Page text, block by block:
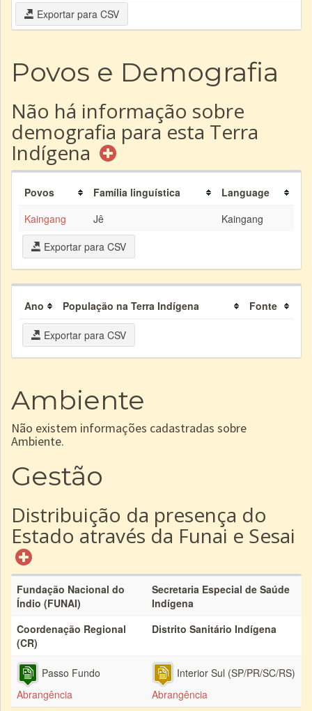
Exportar para CSV
Povos e Demografia
Não há informação sobre
demografia para esta Terra
Indígena
Povos Família linguística
Language
Kaingang
Jê
Kaingang
Exportar para CSV
Ano População na Terra Indígena Fonte
Exportar para CSV
Ambiente
Não existem informações cadastradas sobre
Ambiente.
Gestão
Distribuição da presença do
Estado através da Funai e Sesai
Fundação Nacional do
Índio (FUNAI)
Secretaria Especial de Saúde
Indígena
Coordenação Regional
(CR)
Distrito Sanitário Indígena
Passo Fundo
Abrangência
Interior Sul (SP/PR/SC/RS)
Abrangência